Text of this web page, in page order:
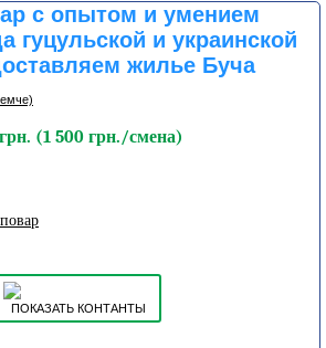
с опытом и умением
гуцульской и украинской
жилье Буча
(1 500 грн./смена)
ПОКАЗАТЬ КОНТАНТЫ